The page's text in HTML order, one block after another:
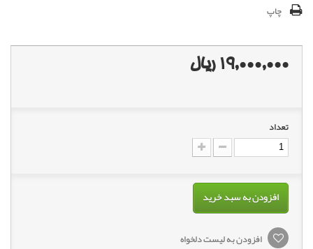
چاپ
19,000,000 ریال
تعداد
افزودن به سبد خرید
افزودن به لیست دلخواه